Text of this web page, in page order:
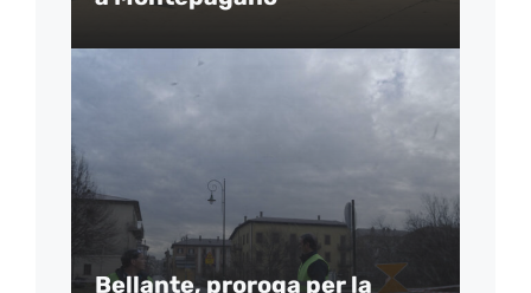
Bellante, proroga per la